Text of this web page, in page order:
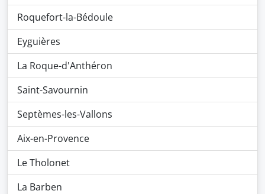
Roquefort-la-Bédoule
Eyguières
La Roque-d'Anthéron
Saint-Savournin
Septèmes-les-Vallons
Aix-en-Provence
Le Tholonet
La Barben